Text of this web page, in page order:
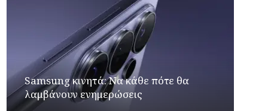
Samsung κινητά: Να κάθε πότε θα
λαμβάνουν ενημερώσεις